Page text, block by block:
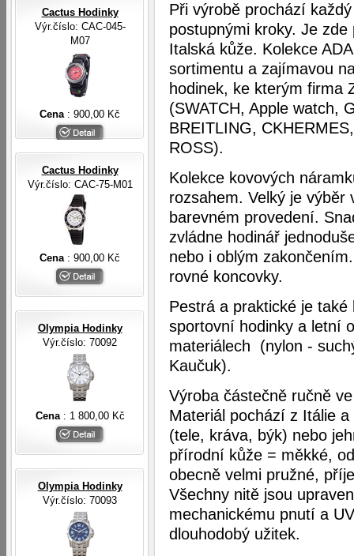
Při výrobě prochází
postupnými kroky. Je
Italská kůže. Kolekce
sortimentu a zajímavou
hodinek, ke kterým firma
(SWATCH, Apple watch,
BREITLING,
ROSS).
Kolekce kovových
rozsahem. Velký je výběr
barevném provedení.
zvládne hodinář
nebo i oblým
rovné koncovky.
Pestrá a praktické je
sportovní hodinky a letní
materiálech (nylon -
Kaučuk).
Výroba částečně ručně
Materiál pochází z Itálie
(tele, kráva, býk) nebo
přírodní kůže = měkké,
obecně velmi pružné,
Všechny nitě jsou
mechanickému pnutí a
dlouhodobý užitek.
Cactus Hodinky
Výr.číslo: CAC-045-
M07
Cena : 900,00 Kč
Cactus Hodinky
Výr.číslo: CAC-75-M01
Cena : 900,00 Kč
Olympia Hodinky
Výr.číslo: 70092
Cena : 1 800,00 Kč
Olympia Hodinky
Výr.číslo: 70093